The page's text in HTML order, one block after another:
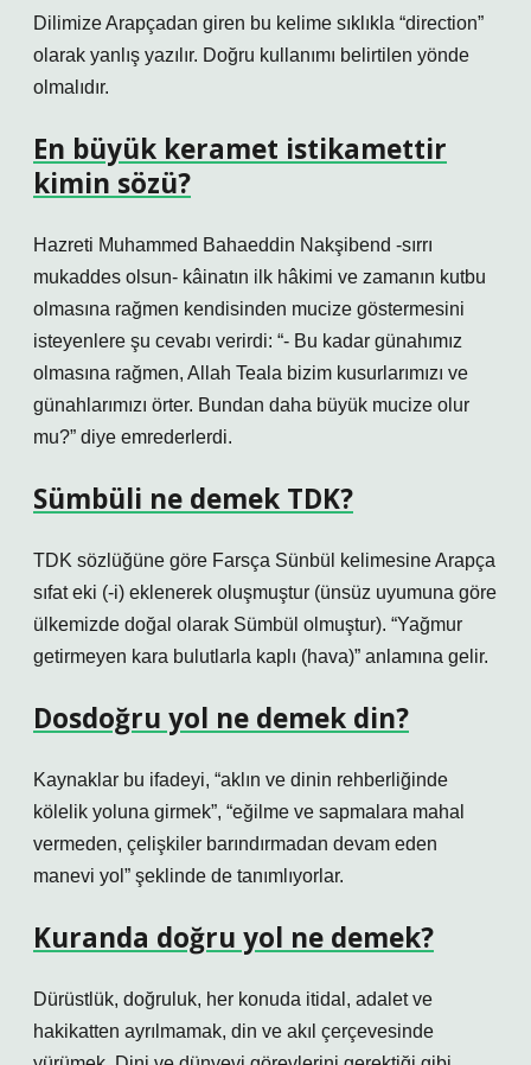
Dilimize Arapçadan giren bu kelime sıklıkla “direction”
olarak yanlış yazılır. Doğru kullanımı belirtilen yönde
olmalıdır.
En büyük keramet istikamettir
kimin sözü?
Hazreti Muhammed Bahaeddin Nakşibend -sırrı
mukaddes olsun- kâinatın ilk hâkimi ve zamanın kutbu
olmasına rağmen kendisinden mucize göstermesini
isteyenlere şu cevabı verirdi: “- Bu kadar günahımız
olmasına rağmen, Allah Teala bizim kusurlarımızı ve
günahlarımızı örter. Bundan daha büyük mucize olur
mu?” diye emrederlerdi.
Sümbüli ne demek TDK?
TDK sözlüğüne göre Farsça Sünbül kelimesine Arapça
sıfat eki (-i) eklenerek oluşmuştur (ünsüz uyumuna göre
ülkemizde doğal olarak Sümbül olmuştur). “Yağmur
getirmeyen kara bulutlarla kaplı (hava)” anlamına gelir.
Dosdoğru yol ne demek din?
Kaynaklar bu ifadeyi, “aklın ve dinin rehberliğinde
kölelik yoluna girmek”, “eğilme ve sapmalara mahal
vermeden, çelişkiler barındırmadan devam eden
manevi yol” şeklinde de tanımlıyorlar.
Kuranda doğru yol ne demek?
Dürüstlük, doğruluk, her konuda itidal, adalet ve
hakikatten ayrılmamak, din ve akıl çerçevesinde